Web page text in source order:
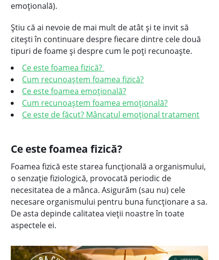
emoțională).
Știu că ai nevoie de mai mult de atât și te invit să
citești în continuare despre fiecare dintre cele două
tipuri de foame și despre cum le poți recunoaște.
Ce este foamea fizică?
Cum recunoaștem foamea fizică?
Ce este foamea emoțională?
Cum recunoaștem foamea emoțională?
Ce este de făcut? Mâncatul emoțional tratament
Ce este foamea fizică?
Foamea fizică este starea funcțională a organismului,
o senzație fiziologică, provocată periodic de
necesitatea de a mânca. Asigurăm (sau nu) cele
necesare organismului pentru buna funcționare a sa.
De asta depinde calitatea vieții noastre în toate
aspectele ei.